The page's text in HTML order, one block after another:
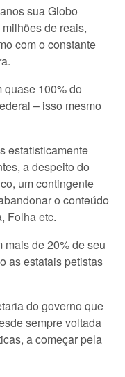
sua Globo
de reais,
com o constante
quase 100% do
– isso mesmo
estatisticamente
a despeito do
um contingente
o conteúdo
Folha etc.
de 20% de seu
as estatais petistas
do governo que
sempre voltada
a começar pela